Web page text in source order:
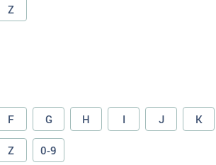
Z
F G H I J K
Z 0-9